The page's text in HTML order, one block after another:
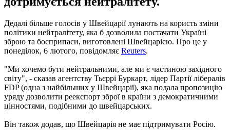
Дедалі більше голосів у Швейцарії лунають на користь зміни
політики нейтралітету, яка б дозволила постачати Україні
зброю та боєприпаси, виготовлені Швейцарією. Про це у
понеділок, 6 лютого, повідомляє Reuters.
"Ми хочемо бути нейтральними, але ми є частиною західного
світу", - сказав агентству Тьєррі Буркарт, лідер Партії лібералів
FDP (одна з найбільших у Швейцарії), яка подала пропозицію
уряду дозволити реекспорт зброї в країни з демократичними
цінностями, подібними до швейцарських.
Він також додав, що Швейцарія не має підтримувати Росію.